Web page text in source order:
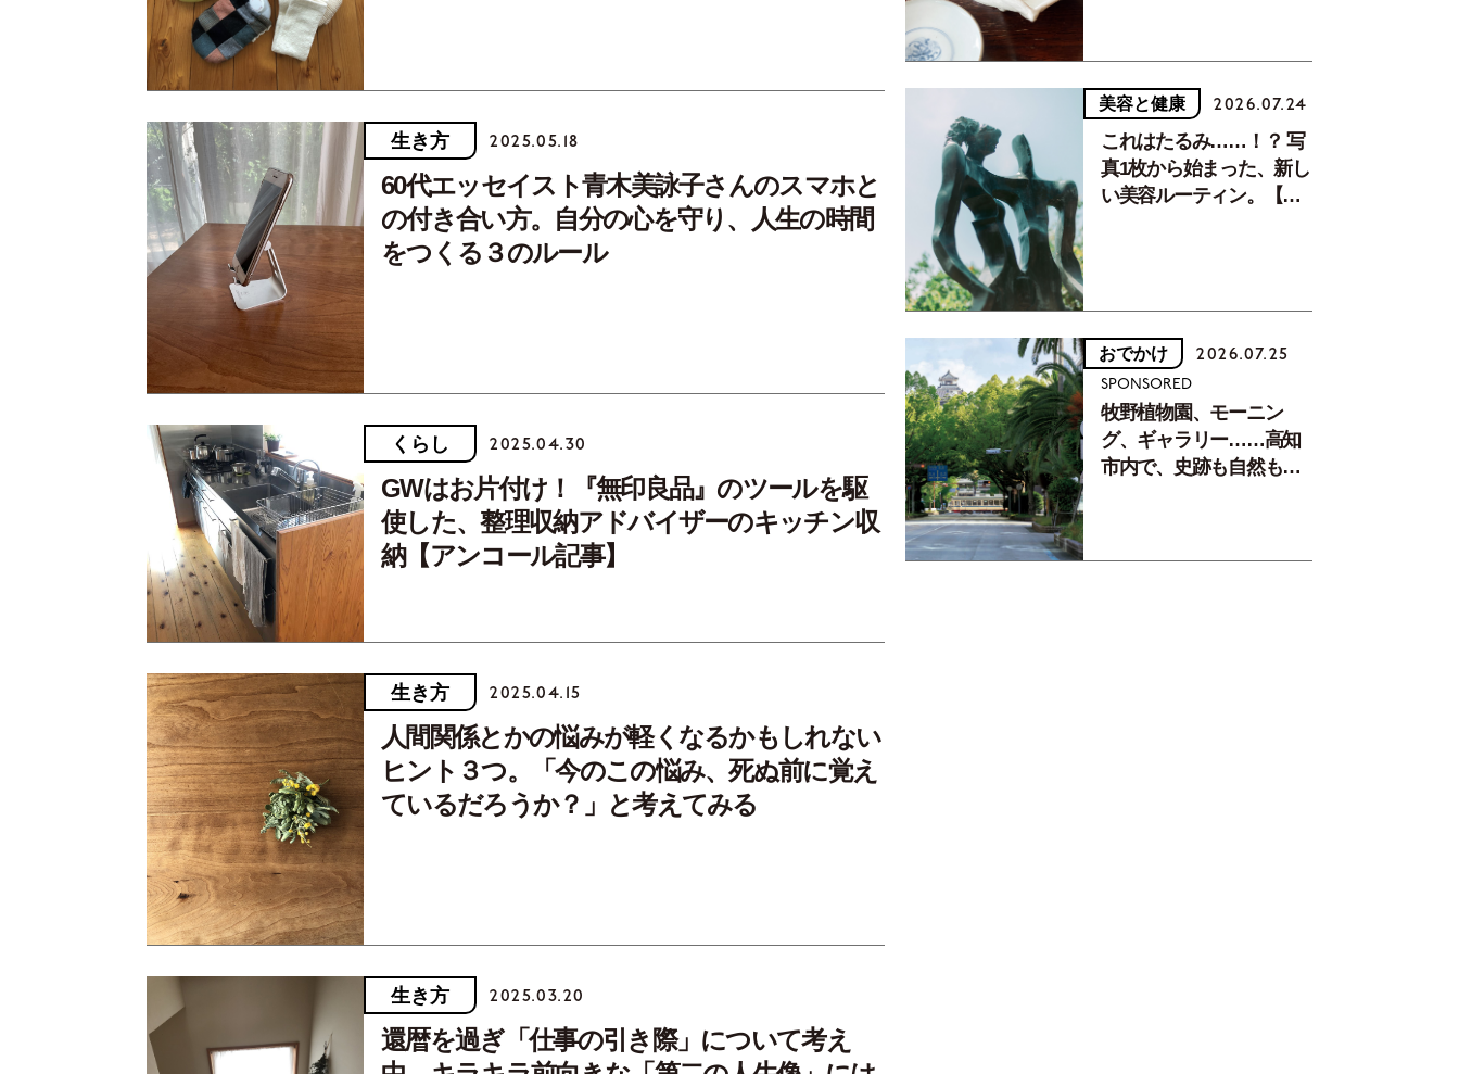
生き方 2025.05.18
60代エッセイスト青木美詠子さんのスマホと
の付き合い方。自分の心を守り、人生の時間
をつくる３のルール
くらし 2025.04.30
GWはお片付け！『無印良品』のツールを駆
使した、整理収納アドバイザーのキッチン収
納【アンコール記事】
生き方 2025.04.15
人間関係とかの悩みが軽くなるかもしれない
ヒント３つ。「今のこの悩み、死ぬ前に覚え
ているだろうか？」と考えてみる
生き方 2025.03.20
還暦を過ぎ「仕事の引き際」について考え
美容と健康 2026.07.24
これはたるみ……！？ 写
真1枚から始まった、新し
い美容ルーティン。【中
おでかけ 2026.07.25
SPONSORED
牧野植物園、モーニン
グ、ギャラリー……高知
市内で、史跡も自然もグ